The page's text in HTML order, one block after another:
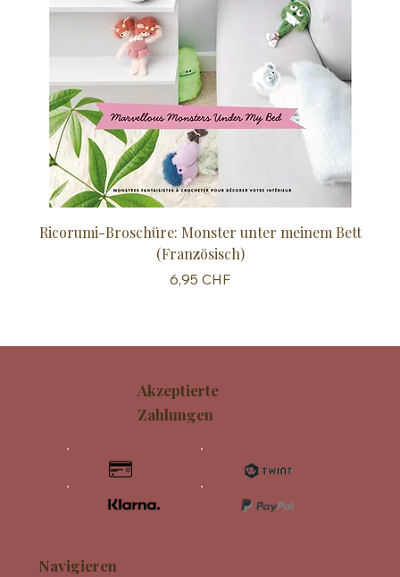
Ricorumi-Broschüre: Monster unter meinem Bett
(Französisch)
Preis
6,95 CHF
Navigieren
Akzeptierte
Zahlungen